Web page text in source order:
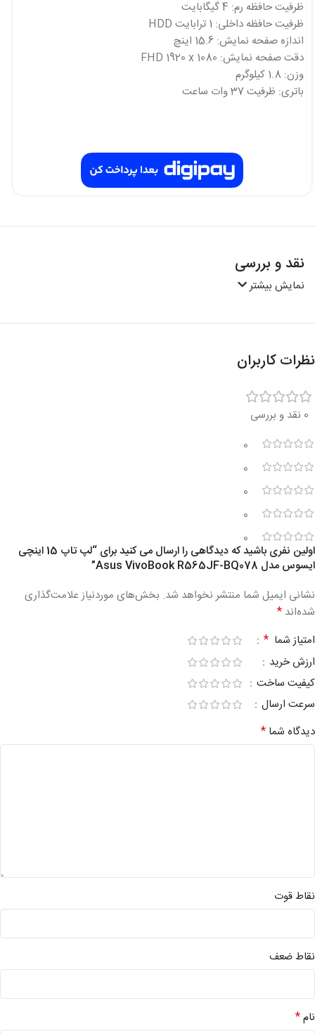
ظرفیت حافظه رم: 4 گیگابایت
ظرفیت حافظه داخلی: 1 ترابایت HDD
اندازه صفحه نمایش: 15.6 اینچ
دقت صفحه نمایش: FHD 1920 x 1080
وزن: 1.8 کیلوگرم
باتری: ظرفیت 37 وات ساعت
نقد و بررسی
نمایش بیشتر
نظرات کاربران
0 نقد و بررسی
0
0
0
0
0
اولین نفری باشید که دیدگاهی را ارسال می کنید برای “لپ تاپ 15 اینچی
ایسوس مدل Asus VivoBook R565JF-BQ078”
نشانی ایمیل شما منتشر نخواهد شد. بخش‌های موردنیاز علامت‌گذاری
شده‌اند *
امتیاز شما *
ارزش خرید
کیفیت ساخت
سرعت ارسال
دیدگاه شما *
نقاط قوت
نقاط ضعف
نام*